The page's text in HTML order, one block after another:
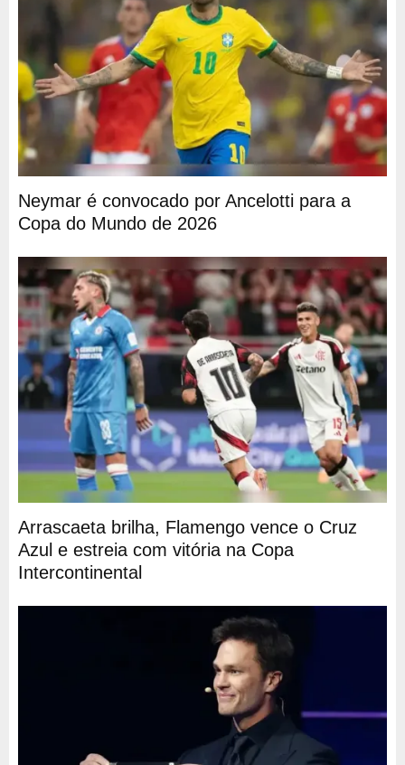
Neymar é convocado por Ancelotti para a
Copa do Mundo de 2026
Arrascaeta brilha, Flamengo vence o Cruz
Azul e estreia com vitória na Copa
Intercontinental